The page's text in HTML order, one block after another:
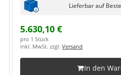
Lieferbar auf
5.630,10 €
pro 1 Stück
inkl. MwSt. zzgl. Versand
In den